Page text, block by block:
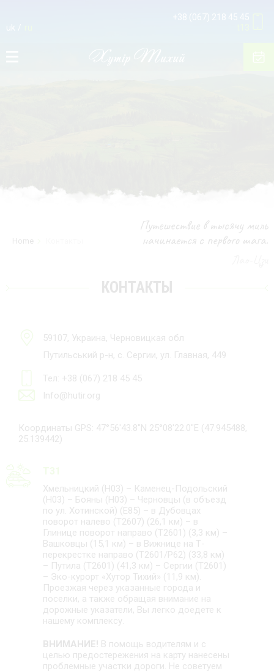
uk
+38 (067) 218 45 45
Home
Путешествие в тысячу миль
начинается с первого шага.
КОНТАКТЫ
59107, Украина, Черновицкая обл
Путильський р-н, с. Сергии, ул. Главная, 449
Тел: +38 (067) 218 45 45
Info@hutir.org
Координаты GPS: 47°56'43.8"N 25°08'22.0"E (47.945488,
25.139442)
Хмельницкий (Н03) – Каменец-Подольский
(Н03) – Бояны (Н03) – Черновцы (в объезд
по ул. Хотинской) (Е85) – в Дубовцах
поворот налево (Т2607) (26,1 км) – в
Глинице поворот направо (Т2601) (3,3 км) –
Вашковцы (15,1 км) – в Вижнице на Т-
перекрестке направо (Т2601/Р62) (33,8 км)
– Путила (Т2601) (41,3 км) – Сергии (Т2601)
– Эко-курорт «Хутор Тихий» (11,9 км).
Проезжая через указанные города и
поселки, а также обращая внимание на
дорожные указатели, Вы легко доедете к
нашему комплексу.
ВНИМАНИЕ! В помощь водителям и с
целью предостережения на карту нанесены
проблемные участки дороги. Не советуем